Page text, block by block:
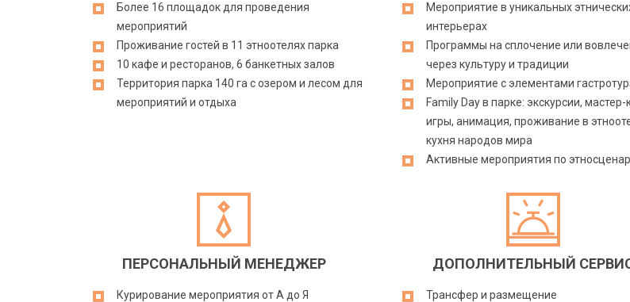
Более 16 площадок для проведения
мероприятий
Проживание гостей в 11 этноотелях парка
10 кафе и ресторанов, 6 банкетных залов
Территория парка 140 га с озером и лесом для
мероприятий и отдыха
Мероприятие в уникальных
интерьерах
Программы на сплочение или
через культуру и традиции
Мероприятие с элементами
Family Day в парке: экскурсии, мастер-
игры, анимация, проживание в
кухня народов мира
Активные мероприятия по
ПЕРСОНАЛЬНЫЙ МЕНЕДЖЕР
Курирование мероприятия от А до Я
ДОПОЛНИТЕЛЬНЫЙ
Трансфер и размещение